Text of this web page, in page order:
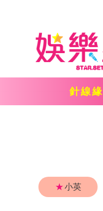
針線緣
★小英